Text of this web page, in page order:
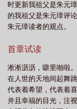
局 我祖父是朱元璋又称
短剧免费观看全集 我祖
读 我祖父是朱元璋免费
书 我祖父是朱元璋正版
趣阁最新章节 我祖父是
女 我祖父是朱元璋笔趣
时更新我祖父是朱元
的我祖父是朱元璋评
朱元璋读者的观点。
首章试读
淅淅沥沥，噼里啪啦
在人世的天地间起舞
代表着希望，代表着
并且幸福的目光，注